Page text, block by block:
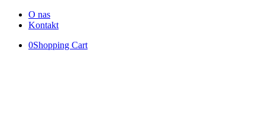
O nas
Kontakt
0Shopping Cart